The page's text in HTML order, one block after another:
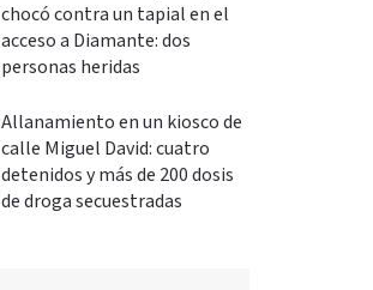
chocó contra un tapial en el
acceso a Diamante: dos
personas heridas
Allanamiento en un kiosco de
calle Miguel David: cuatro
detenidos y más de 200 dosis
de droga secuestradas